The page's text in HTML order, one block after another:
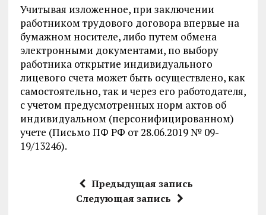
Учитывая изложенное, при заключении
работником трудового договора впервые на
бумажном носителе, либо путем обмена
электронными документами, по выбору
работника открытие индивидуального
лицевого счета может быть осуществлено, как
самостоятельно, так и через его работодателя,
с учетом предусмотренных норм актов об
индивидуальном (персонифицированном)
учете (Письмо ПФ РФ от 28.06.2019 № 09-
19/13246).
Предыдущая запись
Следующая запись